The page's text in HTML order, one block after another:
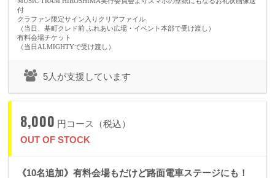
・ぴーち
・日和しんや
・増田敏昭
・松原智也
・ミカカ
・ムカイダーメイ
●山口県●
付
クラファン限定サイン入りクリアファイル
（当日、基町クレド前 ふれあい広場・イベント本部で受け渡し）
有料会場チケット
（当日ALMIGHTYで受け渡し）
5人が支援しています
8,000 円コース（税込）
OUT OF STOCK
《10名追加》有料会場もだけど路面電車ステージにも！